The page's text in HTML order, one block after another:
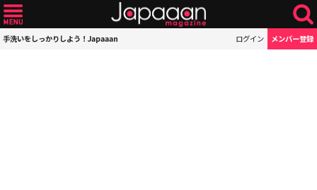
手洗いをしっかりしよう！Japaaan ログイン メンバー登録